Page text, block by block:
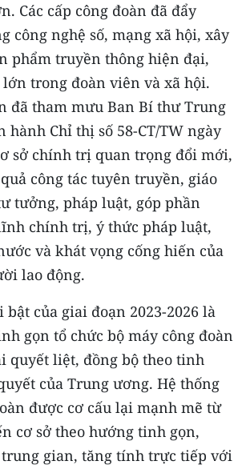
Các cấp công đoàn đã đẩy
công nghệ số, mạng xã hội, xây
phẩm truyền thông hiện đại,
trong đoàn viên và xã hội.
đã tham mưu Ban Bí thư Trung
hành Chỉ thị số 58-CT/TW ngày
sở chính trị quan trọng đổi mới,
công tác tuyên truyền, giáo
tưởng, pháp luật, góp phần
chính trị, ý thức pháp luật,
và khát vọng cống hiến của
lao động.
của giai đoạn 2023-2026 là
gọn tổ chức bộ máy công đoàn
quyết liệt, đồng bộ theo tinh
của Trung ương. Hệ thống
được cơ cấu lại mạnh mẽ từ
cơ sở theo hướng tinh gọn,
gian, tăng tính trực tiếp với